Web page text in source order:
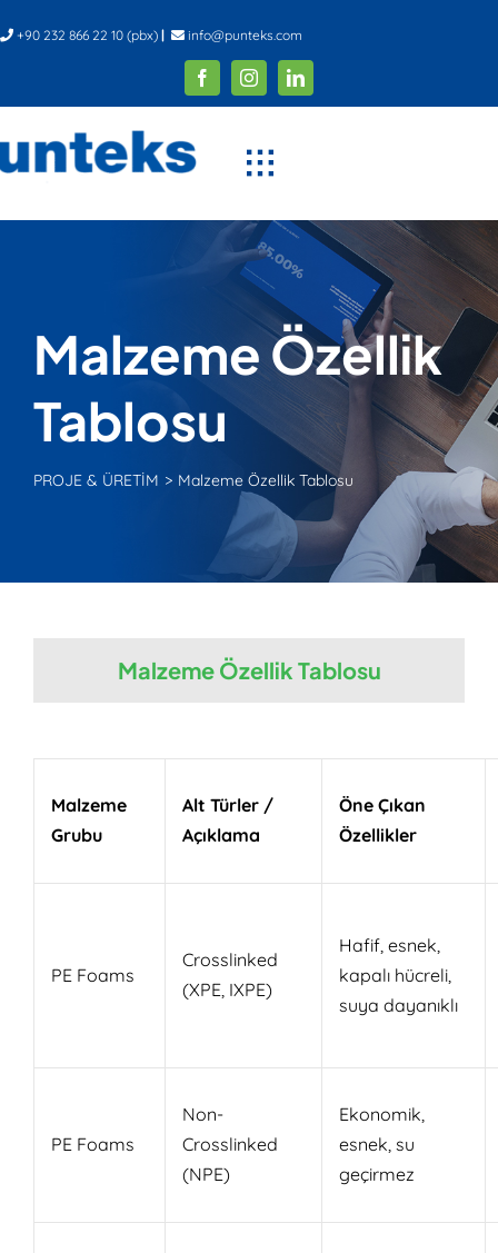
geç+90 232 866 22 10 (pbx) | info@punteks.com
Malzeme Özellik
Tablosu
PROJE & ÜRETİM Malzeme Özellik Tablosu
Malzeme Özellik Tablosu
Malzeme
Grubu
Alt Türler /
Açıklama
Öne Çıkan
Özellikler
PE Foams
Crosslinked
(XPE, IXPE)
Hafif, esnek,
kapalı hücreli,
suya dayanıklı
PE Foams
Non-
Crosslinked
(NPE)
Ekonomik,
esnek, su
geçirmez